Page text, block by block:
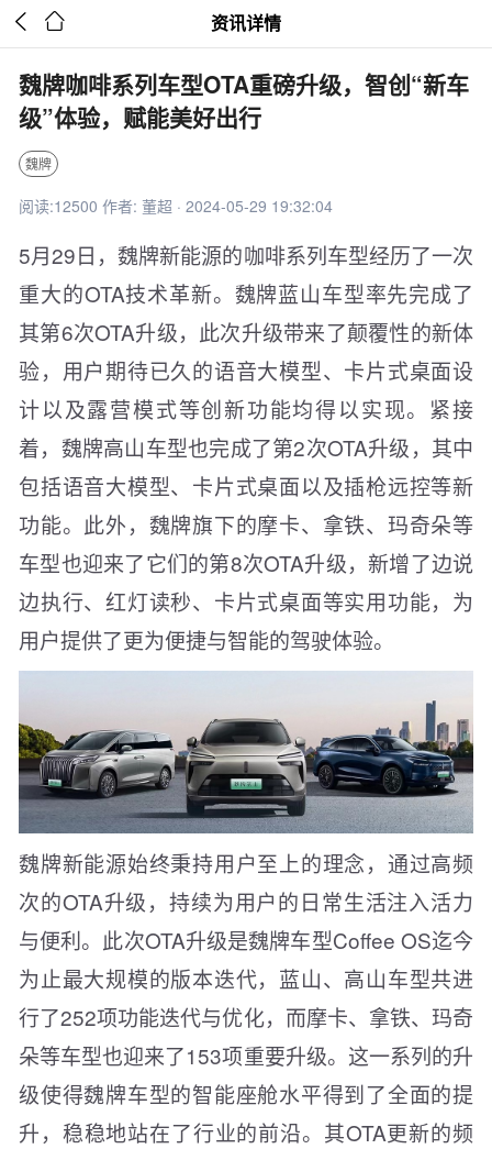
  资讯详情
魏牌咖啡系列车型OTA重磅升级，智创“新车
级”体验，赋能美好出行
魏牌
阅读:12500 作者: 董超 · 2024-05-29 19:32:04
5月29日，魏牌新能源的咖啡系列车型经历了一次
重大的OTA技术革新。魏牌蓝山车型率先完成了
其第6次OTA升级，此次升级带来了颠覆性的新体
验，用户期待已久的语音大模型、卡片式桌面设
计以及露营模式等创新功能均得以实现。紧接
着，魏牌高山车型也完成了第2次OTA升级，其中
包括语音大模型、卡片式桌面以及插枪远控等新
功能。此外，魏牌旗下的摩卡、拿铁、玛奇朵等
车型也迎来了它们的第8次OTA升级，新增了边说
边执行、红灯读秒、卡片式桌面等实用功能，为
用户提供了更为便捷与智能的驾驶体验。
魏牌新能源始终秉持用户至上的理念，通过高频
次的OTA升级，持续为用户的日常生活注入活力
与便利。此次OTA升级是魏牌车型Coffee OS迄今
为止最大规模的版本迭代，蓝山、高山车型共进
行了252项功能迭代与优化，而摩卡、拿铁、玛奇
朵等车型也迎来了153项重要升级。这一系列的升
级使得魏牌车型的智能座舱水平得到了全面的提
升，稳稳地站在了行业的前沿。其OTA更新的频